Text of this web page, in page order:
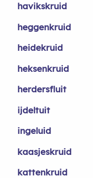
havikskruid
heggenkruid
heidekruid
heksenkruid
herdersfluit
ijdeltuit
ingeluid
kaasjeskruid
kattenkruid